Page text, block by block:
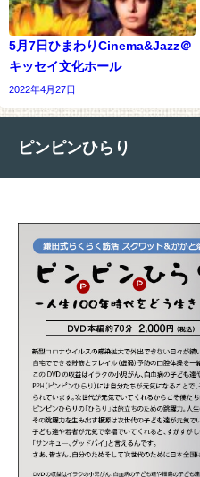
5月7日ひまわりCinema&Jazz＠
キッセイ文化ホール
2022年4月27日
ピンピンひらり